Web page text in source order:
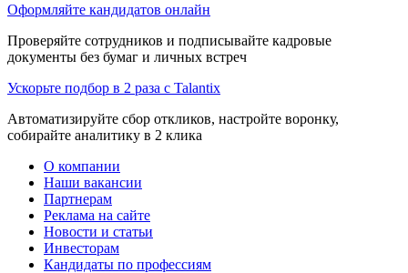
Оформляйте кандидатов онлайн
Проверяйте сотрудников и подписывайте кадровые
документы без бумаг и личных встреч
Ускорьте подбор в 2 раза с Talantix
Автоматизируйте сбор откликов, настройте воронку,
собирайте аналитику в 2 клика
О компании
Наши вакансии
Партнерам
Реклама на сайте
Новости и статьи
Инвесторам
Кандидаты по профессиям